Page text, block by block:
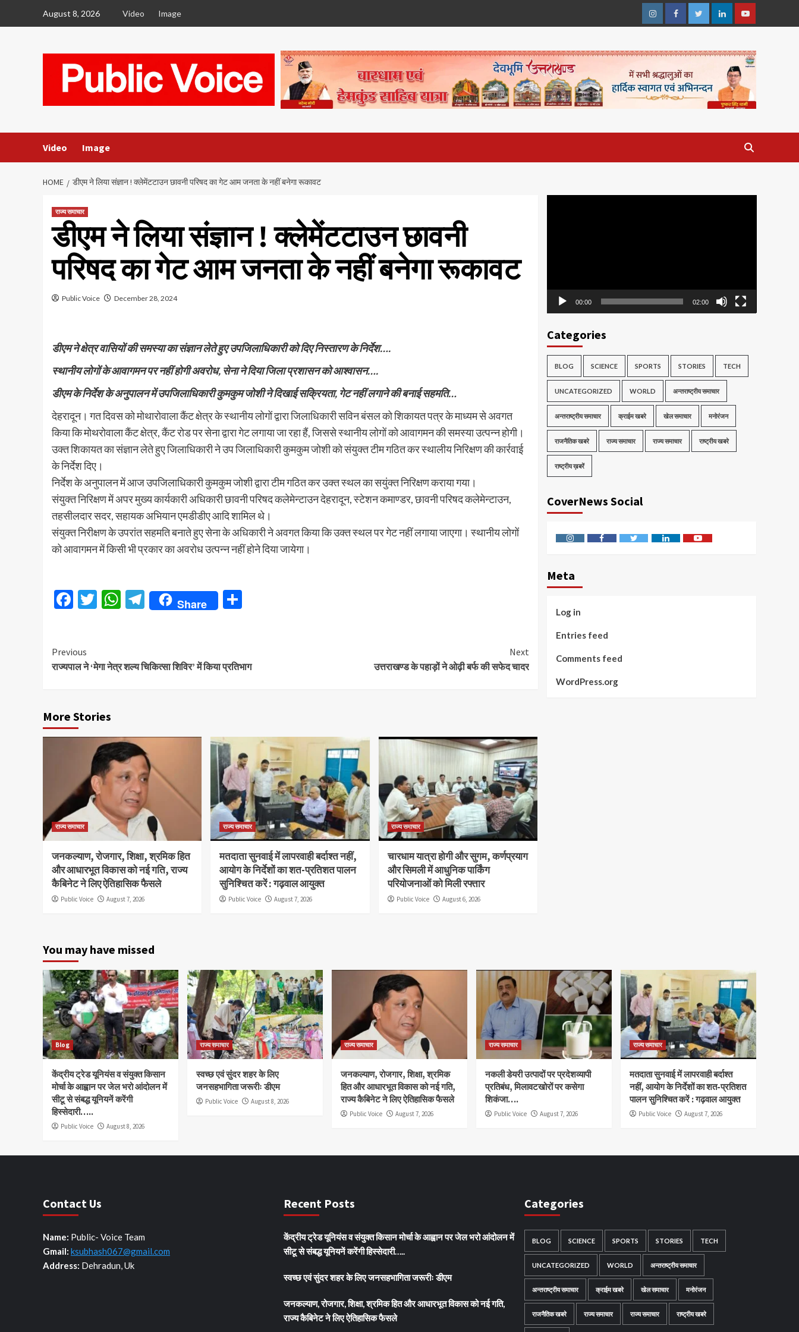
August 8, 2026 Video Image
InstagramFacebookTwitterLinkedinYoutube
Video Image
HOME डीएम ने लिया संज्ञान ! क्लेमेंटटाउन छावनी परिषद का गेट आम जनता के नहीं बनेगा रूकावट
राज्य समाचार
डीएम ने लिया संज्ञान ! क्लेमेंटटाउन छावनी
परिषद का गेट आम जनता के नहीं बनेगा रूकावट
Public Voice December 28, 2024
डीएम ने क्षेत्र वासियों की समस्या का संज्ञान लेते हुए उपजिलाधिकारी को दिए निस्तारण के निर्देश….
स्थानीय लोगों के आवागमन पर नहीं होगी अवरोध, सेना ने दिया जिला प्रशासन को आश्वासन….
डीएम के निर्देश के अनुपालन में उपजिलाधिकारी कुमकुम जोशी ने दिखाई सक्रियता, गेट नहीं लगाने की बनाई सहमति…
देहरादून। गत दिवस को मोथारोवाला कैंट क्षेत्र के स्थानीय लोगों द्वारा जिलाधिकारी सविन बंसल को शिकायत पत्र के माध्यम से अवगत
किया कि मोथरोवाला कैंट क्षेत्र, कैंट रोड पर सेना द्वारा गेट लगाया जा रहा हैं, जिससे स्थानीय लोगों को आवागमन की समस्या उत्पन्न होगी।
उक्त शिकायत का संज्ञान लेते हुए जिलाधिकारी ने उप जिलाधिकारी कुमकुम जोशी को संयुक्त टीम गठित कर स्थालीय निरिक्षण की कार्रवाई
के निर्देश दिए।
निर्देश के अनुपालन में आज उपजिलाधिकारी कुमकुम जोशी द्वारा टीम गठित कर उक्त स्थल का सयुंक्त निरिक्षण कराया गया।
संयुक्त निरिक्षण में अपर मुख्य कार्यकारी अधिकारी छावनी परिषद कलेमेन्टाउन देहरादून, स्टेशन कमाण्डर, छावनी परिषद कलेमेन्टाउन,
तहसीलदार सदर, सहायक अभियान एमडीडीए आदि शामिल थे।
संयुक्त निरीक्षण के उपरांत सहमति बनाते हुए सेना के अधिकारी ने अवगत किया कि उक्त स्थल पर गेट नहीं लगाया जाएगा। स्थानीय लोगों
को आवागमन में किसी भी प्रकार का अवरोध उत्पन्न नहीं होने दिया जायेगा।
Facebook
Twitter
WhatsApp
Telegram
Share
Continue
Reading
Previous
राज्यपाल ने ‘मेगा नेत्र शल्य चिकित्सा शिविर’ में किया प्रतिभाग
Next
उत्तराखण्ड के पहाड़ों ने ओढ़ी बर्फ की सफेद चादर
More Stories
राज्य समाचार
जनकल्याण, रोजगार, शिक्षा, श्रमिक हित
और आधारभूत विकास को नई गति, राज्य
कैबिनेट ने लिए ऐतिहासिक फैसले
Public Voice August 7, 2026
राज्य समाचार
मतदाता सुनवाई में लापरवाही बर्दाश्त नहीं,
आयोग के निर्देशों का शत-प्रतिशत पालन
सुनिश्चित करें : गढ़वाल आयुक्त
Public Voice August 7, 2026
राज्य समाचार
चारधाम यात्रा होगी और सुगम, कर्णप्रयाग
और सिमली में आधुनिक पार्किंग
परियोजनाओं को मिली रफ्तार
Public Voice August 6, 2026
00:00 02:00
Categories
BLOG SCIENCE SPORTS STORIES TECH
UNCATEGORIZED WORLD अन्तराष्ट्रीय समाचार
अन्तराष्ट्रीय समाचार क्राईम खबरे खेल समाचार मनोरंजन
राजनैतिक खबरे राज्य समाचार राज्य समाचार राष्ट्रीय खबरे
राष्ट्रीय ख़बरें
CoverNews Social
InstagramFacebookTwitter LinkedinYoutube
Meta
Log in
Entries feed
Comments feed
WordPress.org
You may have missed
Blog
केंद्रीय ट्रेड यूनियंस व संयुक्त किसान
मोर्चा के आह्वान पर जेल भरो आंदोलन में
सीटू से संबद्ध यूनियनें करेंगी
हिस्सेदारी…..
Public Voice August 8, 2026
राज्य समाचार
स्वच्छ एवं सुंदर शहर के लिए
जनसहभागिता जरूरीः डीएम
Public Voice August 8, 2026
राज्य समाचार
जनकल्याण, रोजगार, शिक्षा, श्रमिक
हित और आधारभूत विकास को नई गति,
राज्य कैबिनेट ने लिए ऐतिहासिक फैसले
Public Voice August 7, 2026
राज्य समाचार
नकली डेयरी उत्पादों पर प्रदेशव्यापी
प्रतिबंध, मिलावटखोरों पर कसेगा
शिकंजा….
Public Voice August 7, 2026
राज्य समाचार
मतदाता सुनवाई में लापरवाही बर्दाश्त
नहीं, आयोग के निर्देशों का शत-प्रतिशत
पालन सुनिश्चित करें : गढ़वाल आयुक्त
Public Voice August 7, 2026
Contact Us
Name: Public- Voice Team
Gmail: ksubhash067@gmail.com
Address: Dehradun, Uk
Recent Posts
केंद्रीय ट्रेड यूनियंस व संयुक्त किसान मोर्चा के आह्वान पर जेल भरो आंदोलन में
सीटू से संबद्ध यूनियनें करेंगी हिस्सेदारी…..
स्वच्छ एवं सुंदर शहर के लिए जनसहभागिता जरूरीः डीएम
जनकल्याण, रोजगार, शिक्षा, श्रमिक हित और आधारभूत विकास को नई गति,
राज्य कैबिनेट ने लिए ऐतिहासिक फैसले
Categories
BLOG SCIENCE SPORTS STORIES TECH
UNCATEGORIZED WORLD अन्तराष्ट्रीय समाचार
अन्तराष्ट्रीय समाचार क्राईम खबरे खेल समाचार मनोरंजन
राजनैतिक खबरे राज्य समाचार राज्य समाचार राष्ट्रीय खबरे